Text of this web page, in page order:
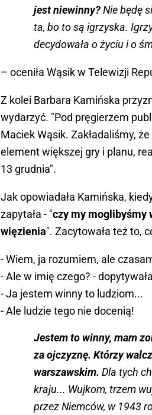
jest niewinny?Nie będę
ta, bo to są igrzyska.
decydowała o życiu i o
– oceniła Wąsik w Telewizji
Z kolei Barbara Kamińska
wydarzyć. "Pod pręgierzem
Maciek Wąsik. Zakładaliśmy,
element większej gry i planu,
13 grudnia".
Jak opowiadała Kamińska,
zapytała - "czy my moglibyśmy
więzienia". Zacytowała też to,
- Wiem, ja rozumiem, ale
- Ale w imię czego? -
- Ja jestem winny to ludziom...
- Ale ludzie tego nie docenią!
Jestem to winny, mam
za ojczyznę. Którzy
warszawskim. Dla tych
kraju... Wujkom, trzem
przez Niemców, w 1943